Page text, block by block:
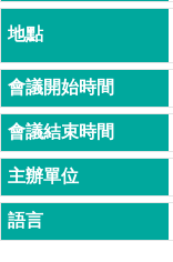
班
士
班
在
職
專
班